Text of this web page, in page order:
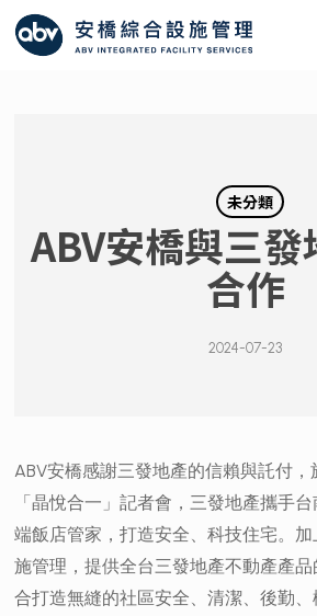
Skip
未分類
ABV安橋與三
合作
2024-07-23
ABV安橋感謝三發地產的信賴與託付，
「晶悅合一」記者會，三發地產攜手
端飯店管家，打造安全、科技住宅。
施管理，提供全台三發地產不動產產
合打造無縫的社區安全、清潔、後勤